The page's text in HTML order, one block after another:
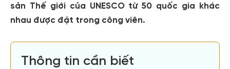
sản Thế giới của UNESCO từ 50 quốc gia khác
nhau được đặt trong công viên.
Thông tin cần biết